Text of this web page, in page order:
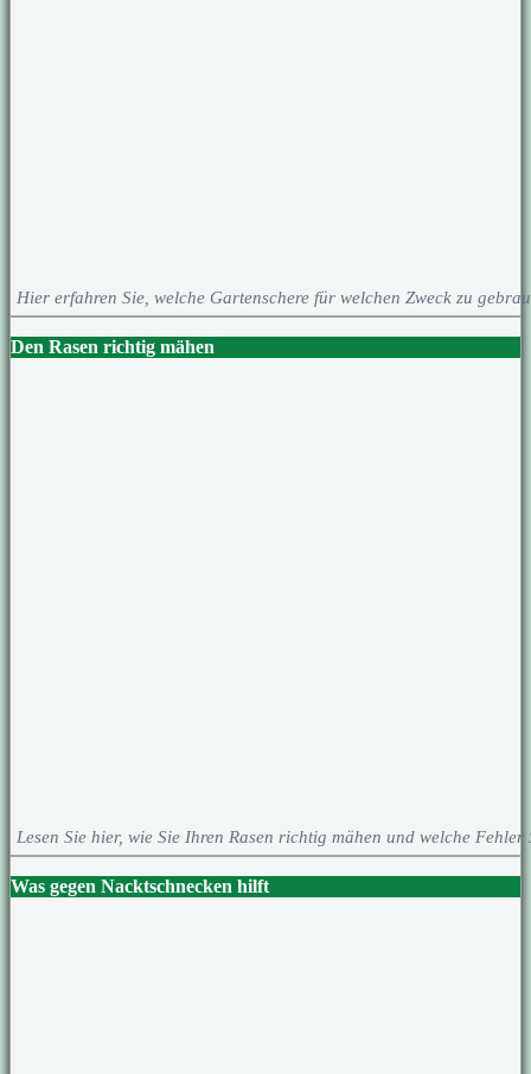
Hier erfahren Sie, welche Gartenschere für welchen Zweck zu
Den Rasen richtig mähen
Lesen Sie hier, wie Sie Ihren Rasen richtig mähen und welche Fehler
Was gegen Nacktschnecken hilft